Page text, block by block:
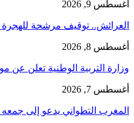
أغسطس 9, 2026
العرائش.. توقيف مرشحة
أغسطس 8, 2026
وزارة التربية الوطنية تعلن عن
أغسطس 7, 2026
المغرب التطواني يدعو إلى